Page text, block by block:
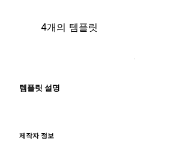
4개의 템플릿
템플릿 설명
제작자 정보